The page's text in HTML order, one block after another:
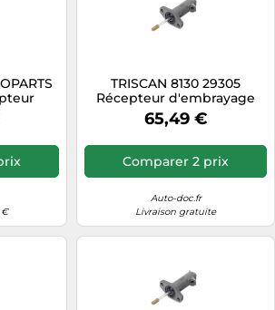
€
TRISCAN 8130 29305
Récepteur d'embrayage
65,49 €
Comparer 2 prix
Auto-doc.fr
Livraison gratuite